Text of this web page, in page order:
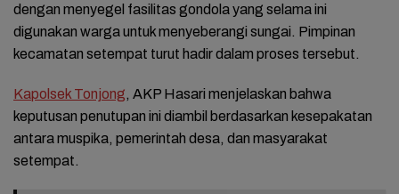
dengan menyegel fasilitas gondola yang selama ini
digunakan warga untuk menyeberangi sungai. Pimpinan
kecamatan setempat turut hadir dalam proses tersebut.
Kapolsek Tonjong, AKP Hasari menjelaskan bahwa
keputusan penutupan ini diambil berdasarkan kesepakatan
antara muspika, pemerintah desa, dan masyarakat
setempat.